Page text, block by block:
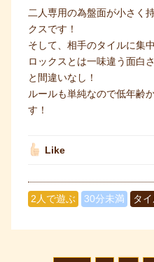
二人専用の為盤面が小さく
クスです！
そして、相手のタイルに集
ロックスとは一味違う面白
と間違いなし！
ルールも単純なので低年齢
す！
Like
2人で遊ぶ 30分未満 タ